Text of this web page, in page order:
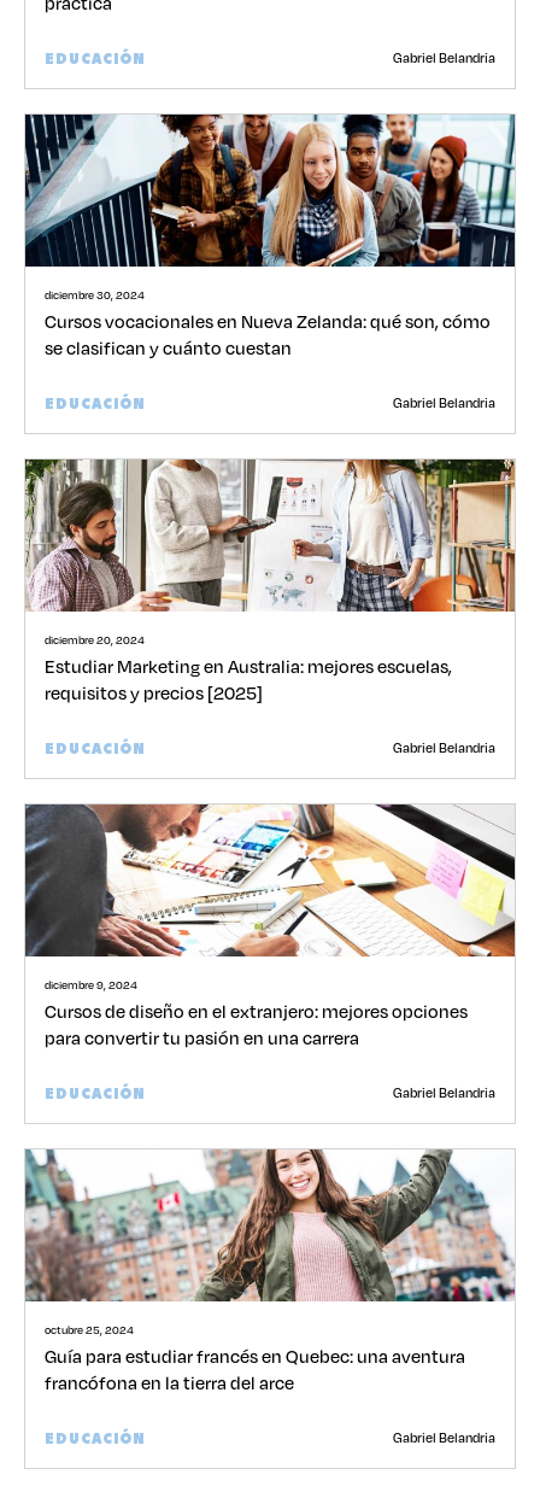
EDUCACIÓN Gabriel Belandria
diciembre 30, 2024
Cursos vocacionales en Nueva Zelanda: qué son, cómo
se clasifican y cuánto cuestan
EDUCACIÓN Gabriel Belandria
diciembre 20, 2024
Estudiar Marketing en Australia: mejores escuelas,
requisitos y precios [2025]
EDUCACIÓN Gabriel Belandria
diciembre 9, 2024
Cursos de diseño en el extranjero: mejores opciones
para convertir tu pasión en una carrera
EDUCACIÓN Gabriel Belandria
octubre 25, 2024
Guía para estudiar francés en Quebec: una aventura
francófona en la tierra del arce
EDUCACIÓN Gabriel Belandria